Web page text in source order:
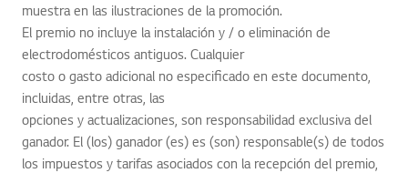
muestra en las ilustraciones de la promoción.
El premio no incluye la instalación y / o eliminación de
electrodomésticos antiguos. Cualquier
costo o gasto adicional no especificado en este documento,
incluidas, entre otras, las
opciones y actualizaciones, son responsabilidad exclusiva del
ganador. El (los) ganador (es) es (son) responsable(s) de todos
los impuestos y tarifas asociados con la recepción del premio,